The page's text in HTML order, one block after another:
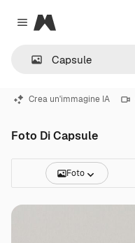
Close menu
Magnific
Crea un'immagine IA
Foto Di Capsule
Foto